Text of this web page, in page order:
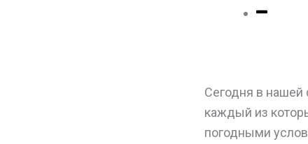
Сегодня в нашей
каждый из
погодными